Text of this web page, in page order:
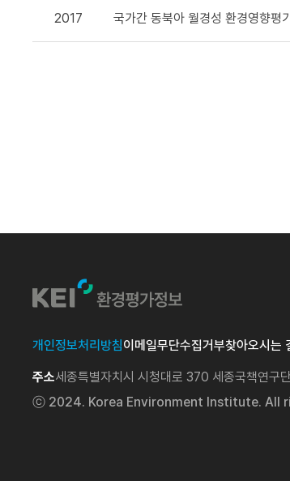
2017 국가간 동북아 월경성 환경영향평
개인정보처리방침이메일무단수집거부찾아오시는
주소세종특별자치시 시청대로 370 세종국책연구
ⓒ 2024. Korea Environment Institute. All